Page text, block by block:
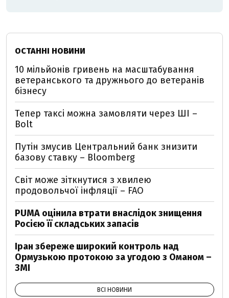
ОСТАННІ НОВИНИ
10 мільйонів гривень на масштабування
ветеранського та дружнього до ветеранів
бізнесу
Тепер таксі можна замовляти через ШІ –
Bolt
Путін змусив Центральний банк знизити
базову ставку – Bloomberg
Світ може зіткнутися з хвилею
продовольчої інфляції – FAO
PUMA оцінила втрати внаслідок знищення
Росією її складських запасів
Іран збереже широкий контроль над
Ормузькою протокою за угодою з Оманом –
ЗМІ
ВСІ НОВИНИ